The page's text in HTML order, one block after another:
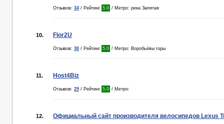
Отзывов: 34 / Рейтинг 5.0 / Метро: река Запятая
10. Flor2U
Отзывов: 30 / Рейтинг 5.0 / Метро: Воробьёвы горы
11. Host4Biz
Отзывов: 29 / Рейтинг 5.0 / Метро:
12. Официальный сайт производителя велосипедов Lexus